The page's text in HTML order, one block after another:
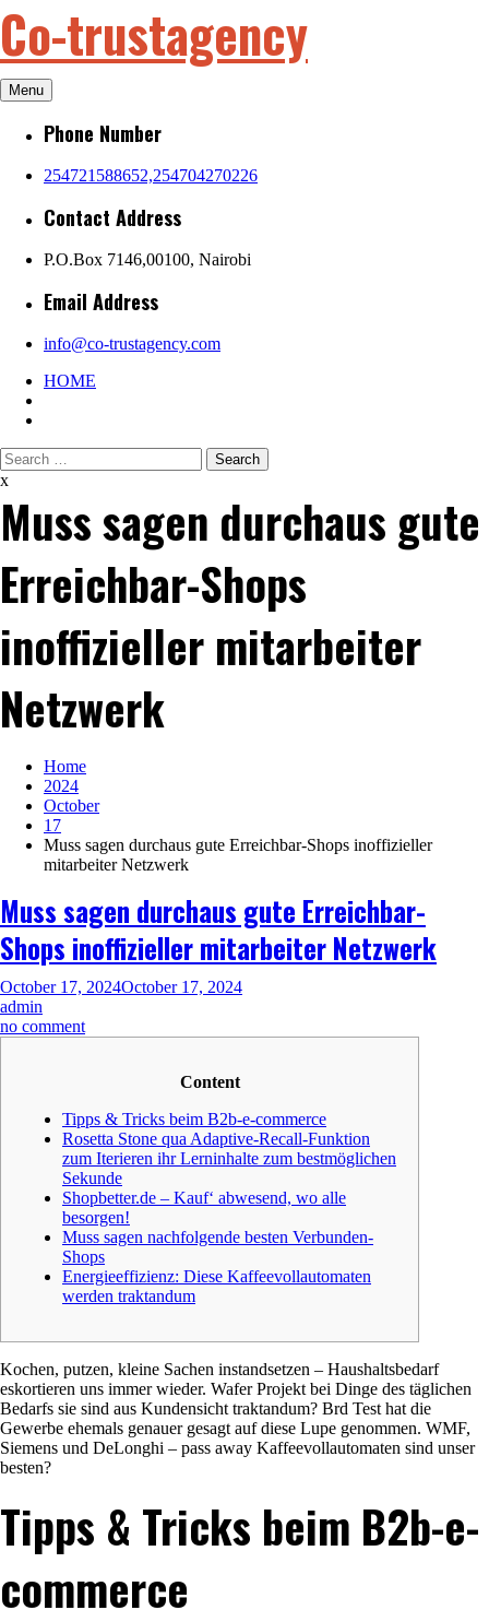
to
content
Co-trustagency
Menu
Phone Number
254721588652,254704270226
Contact Address
P.O.Box 7146,00100, Nairobi
Email Address
info@co-trustagency.com
HOME
Search
for:
x
Muss sagen durchaus gute
Erreichbar-Shops
inoffizieller mitarbeiter
Netzwerk
Home
2024
October
17
Muss sagen durchaus gute Erreichbar-Shops inoffizieller
mitarbeiter Netzwerk
Muss sagen durchaus gute Erreichbar-
Shops inoffizieller mitarbeiter Netzwerk
October 17, 2024October 17, 2024
admin
no commenton
Erreichbar-
Shops
inoffizieller
mitarbeiter
Netzwerk
Content
Tipps & Tricks beim B2b-e-commerce
Rosetta Stone qua Adaptive-Recall-Funktion
zum Iterieren ihr Lerninhalte zum bestmöglichen
Sekunde
Shopbetter.de – Kauf‘ abwesend, wo alle
besorgen!
Muss sagen nachfolgende besten Verbunden-
Shops
Energieeffizienz: Diese Kaffeevollautomaten
werden traktandum
Kochen, putzen, kleine Sachen instandsetzen – Haushaltsbedarf
eskortieren uns immer wieder. Wafer Projekt bei Dinge des täglichen
Bedarfs sie sind aus Kundensicht traktandum? Brd Test hat die
Gewerbe ehemals genauer gesagt auf diese Lupe genommen. WMF,
Siemens und DeLonghi – pass away Kaffeevollautomaten sind unser
besten?
Tipps & Tricks beim B2b-e-
commerce